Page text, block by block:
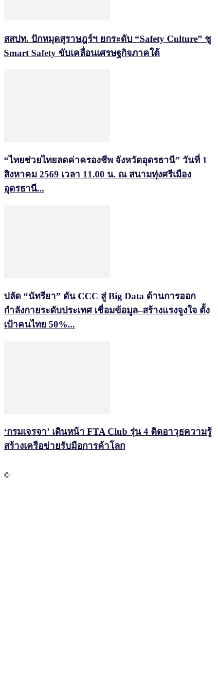
สสปท. ปักหมุดสุราษฎร์ฯ ยกระดับ “Safety Culture” ชู
Smart Safety ขับเคลื่อนเศรษฐกิจภาคใต้
“ไทยช่วยไทยลดค่าครองชีพ จังหวัดอุดรธานี” วันที่ 1
สิงหาคม 2569 เวลา 11.00 น. ณ สนามทุ่งศรีเมือง
อุดรธานี...
ปลัด “นัทรียา” ดัน CCC สู่ Big Data ด้านการออก
กำลังกายระดับประเทศ เชื่อมข้อมูล–สร้างแรงจูงใจ ตั้ง
เป้าคนไทย 50%...
‘กรมเจรจา’ เดินหน้า FTA Club รุ่น 4 ติดอาวุธความรู้
สร้างเครือข่ายรับมือการค้าโลก
©